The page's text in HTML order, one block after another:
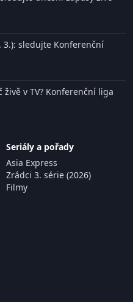
3.): sledujte Konferenční
v TV? Konferenční liga
Seriály a pořady
Asia Express
Zrádci 3. série (2026)
Filmy